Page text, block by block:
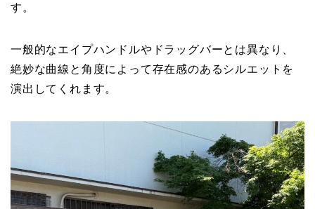
す。
一般的なエイプハンドルやドラッグバーとは異なり、
絶妙な曲線と角度によって存在感のあるシルエットを
演出してくれます。